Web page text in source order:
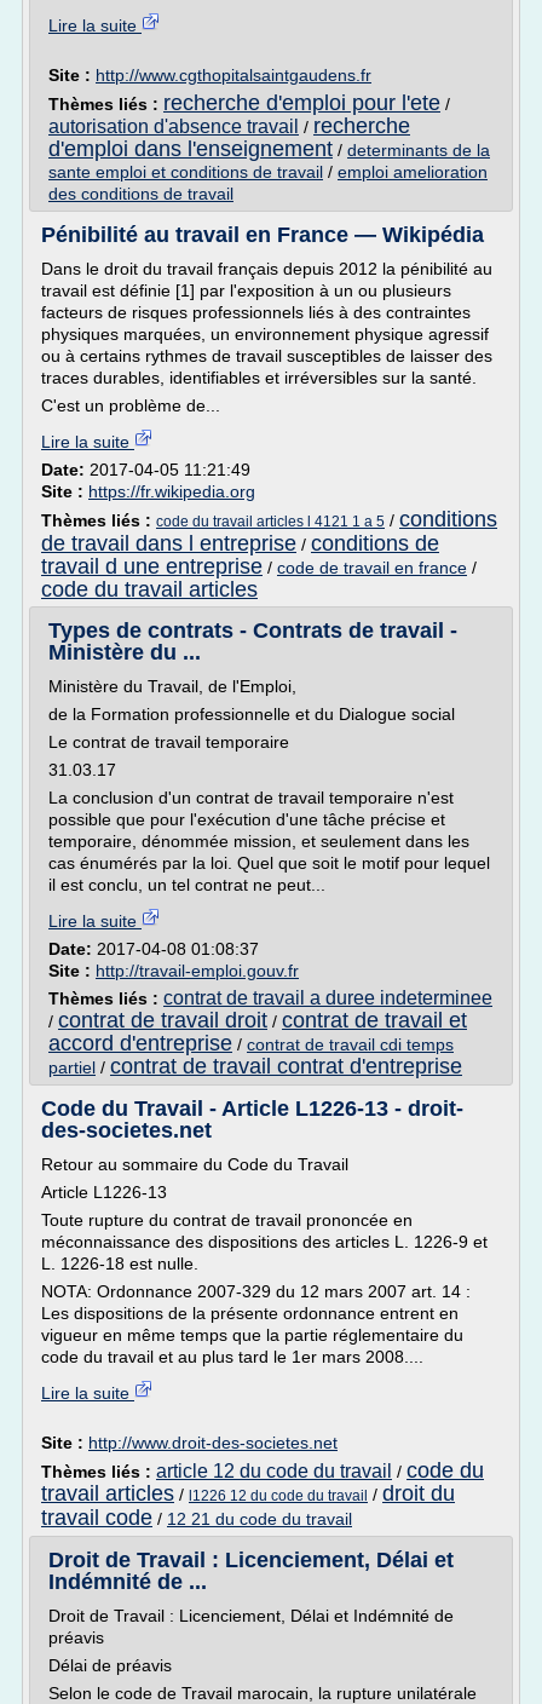
Lire la suite
Site : http://www.cgthopitalsaintgaudens.fr
Thèmes liés : recherche d'emploi pour l'ete /
autorisation d'absence travail / recherche
d'emploi dans l'enseignement / determinants de la
sante emploi et conditions de travail / emploi amelioration
des conditions de travail
Pénibilité au travail en France — Wikipédia
Dans le droit du travail français depuis 2012 la pénibilité au
travail est définie [1] par l'exposition à un ou plusieurs
facteurs de risques professionnels liés à des contraintes
physiques marquées, un environnement physique agressif
ou à certains rythmes de travail susceptibles de laisser des
traces durables, identifiables et irréversibles sur la santé.
C'est un problème de...
Lire la suite
Date: 2017-04-05 11:21:49
Site : https://fr.wikipedia.org
Thèmes liés : code du travail articles l 4121 1 a 5 / conditions
de travail dans l entreprise / conditions de
travail d une entreprise / code de travail en france /
code du travail articles
Types de contrats - Contrats de travail -
Ministère du ...
Ministère du Travail, de l'Emploi,
de la Formation professionnelle et du Dialogue social
Le contrat de travail temporaire
31.03.17
La conclusion d'un contrat de travail temporaire n'est
possible que pour l'exécution d'une tâche précise et
temporaire, dénommée mission, et seulement dans les
cas énumérés par la loi. Quel que soit le motif pour lequel
il est conclu, un tel contrat ne peut...
Lire la suite
Date: 2017-04-08 01:08:37
Site : http://travail-emploi.gouv.fr
Thèmes liés : contrat de travail a duree indeterminee
/ contrat de travail droit / contrat de travail et
accord d'entreprise / contrat de travail cdi temps
partiel / contrat de travail contrat d'entreprise
Code du Travail - Article L1226-13 - droit-
des-societes.net
Retour au sommaire du Code du Travail
Article L1226-13
Toute rupture du contrat de travail prononcée en
méconnaissance des dispositions des articles L. 1226-9 et
L. 1226-18 est nulle.
NOTA: Ordonnance 2007-329 du 12 mars 2007 art. 14 :
Les dispositions de la présente ordonnance entrent en
vigueur en même temps que la partie réglementaire du
code du travail et au plus tard le 1er mars 2008....
Lire la suite
Site : http://www.droit-des-societes.net
Thèmes liés : article 12 du code du travail / code du
travail articles / l1226 12 du code du travail / droit du
travail code / 12 21 du code du travail
Droit de Travail : Licenciement, Délai et
Indémnité de ...
Droit de Travail : Licenciement, Délai et Indémnité de
préavis
Délai de préavis
Selon le code de Travail marocain, la rupture unilatérale